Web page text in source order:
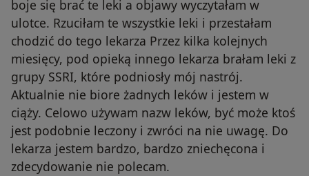
boje się brać te leki a objawy wyczytałam w
ulotce. Rzuciłam te wszystkie leki i przestałam
chodzić do tego lekarza Przez kilka kolejnych
miesięcy, pod opieką innego lekarza brałam leki z
grupy SSRI, które podniosły mój nastrój.
Aktualnie nie biore żadnych leków i jestem w
ciąży. Celowo używam nazw leków, być może ktoś
jest podobnie leczony i zwróci na nie uwagę. Do
lekarza jestem bardzo, bardzo zniechęcona i
zdecydowanie nie polecam.